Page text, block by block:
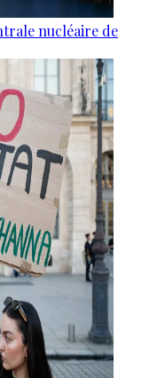
nucléaire de